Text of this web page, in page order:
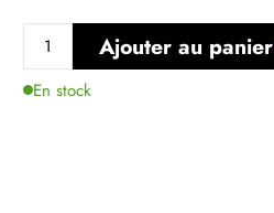
Ajouter au panier
En stock